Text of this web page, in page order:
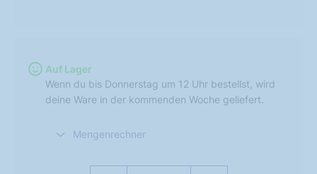
Auf Lager
Wenn du bis Donnerstag um 12 Uhr bestellst, wird
deine Ware in der kommenden Woche geliefert.
Mengenrechner